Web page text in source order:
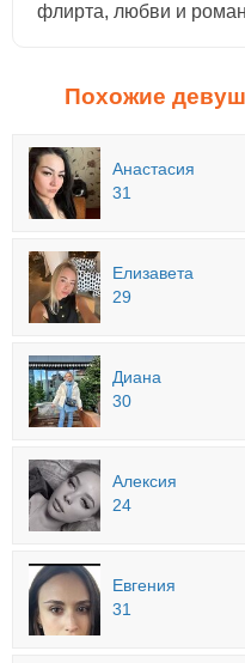
флирта, любви и
Похожие
Анастасия
31
Елизавета
29
Диана
30
Алексия
24
Евгения
31